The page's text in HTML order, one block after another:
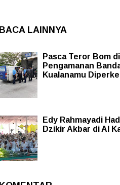
BACA LAINNYA
Pasca Teror Bom
Pengamanan
Kualanamu
Edy Rahmayadi
Dzikir Akbar di Al